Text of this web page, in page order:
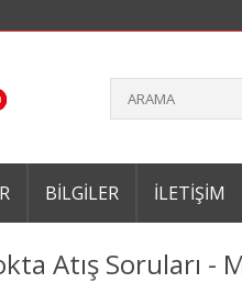
BILGILER İLETIŞIM
Atış Soruları -